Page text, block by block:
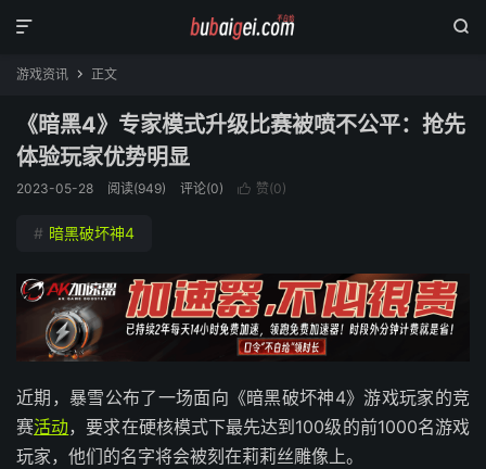


游戏资讯  正文
《暗黑4》专家模式升级比赛被喷不公平：抢先
体验玩家优势明显
2023-05-28 阅读(949) 评论(0)  赞(0)
# 暗黑破坏神4
近期，暴雪公布了一场面向《暗黑破坏神4》游戏玩家的竞
赛活动，要求在硬核模式下最先达到100级的前1000名游戏
玩家，他们的名字将会被刻在莉莉丝雕像上。